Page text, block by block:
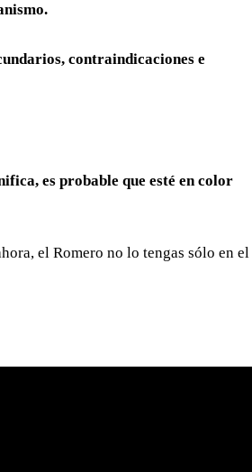
contraindicaciones e
es probable que esté en color
el Romero no lo tengas sólo en el